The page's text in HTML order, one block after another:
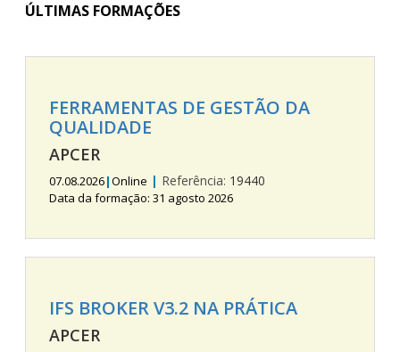
ÚLTIMAS FORMAÇÕES
FERRAMENTAS DE GESTÃO DA
QUALIDADE
APCER
07.08.2026|Online | Referência: 19440
Data da formação: 31 agosto 2026
IFS BROKER V3.2 NA PRÁTICA
APCER